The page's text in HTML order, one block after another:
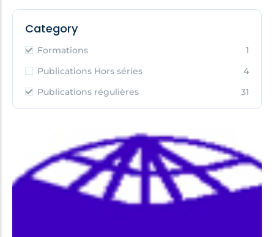
Category
Formations
1
Publications Hors séries
4
Publications régulières
31